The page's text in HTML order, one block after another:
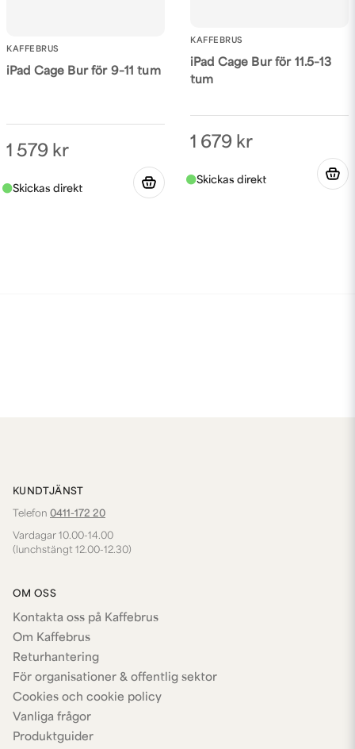
KAFFEBRUS
iPad Cage Bur för 9–11 tum
1 579 kr
KAFFEBRUS
iPad Cage Bur för 11.5–13
tum
1 679 kr
KUNDTJÄNST
Telefon 0411-172 20
Vardagar 10.00-14.00
(lunchstängt 12.00-12.30)
OM OSS
Kontakta oss på Kaffebrus
Om Kaffebrus
Returhantering
För organisationer & offentlig sektor
Cookies och cookie policy
Vanliga frågor
Produktguider